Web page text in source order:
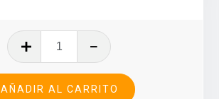
Desarrollando
lengua:
R
AÑADIR AL CARRITO